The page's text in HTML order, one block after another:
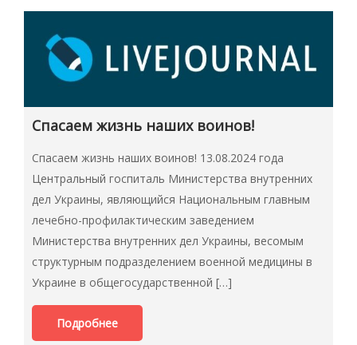
Спасаем жизнь наших воинов!
Спасаем жизнь наших воинов! 13.08.2024 года
Центральный госпиталь Министерства внутренних
дел Украины, являющийся Национальным главным
лечебно-профилактическим заведением
Министерства внутренних дел Украины, весомым
структурным подразделением военной медицины в
Украине в общегосударственной […]
Подробнее